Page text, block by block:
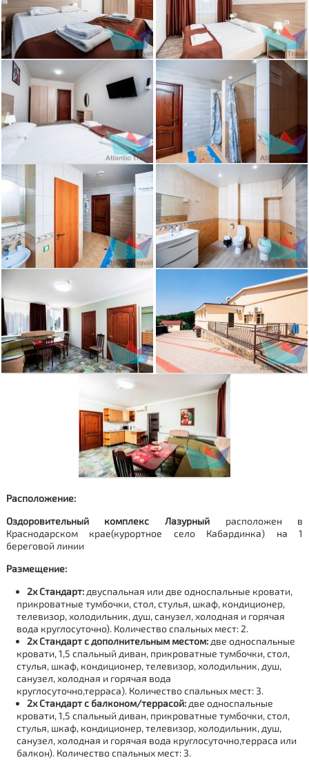
Расположение:
Оздоровительный комплекс Лазурный расположен в
Краснодарском крае(курортное село Кабардинка) на 1
береговой линии
Размещение:
2х Стандарт:двуспальная или две односпальные кровати,
прикроватные тумбочки, стол, стулья, шкаф, кондиционер,
телевизор, холодильник, душ, санузел, холодная и горячая
вода круглосуточно). Количество спальных мест: 2.
2х Стандарт с дополнительным местом:две односпальные
кровати, 1,5 спальный диван, прикроватные тумбочки, стол,
стулья, шкаф, кондиционер, телевизор, холодильник, душ,
санузел, холодная и горячая вода
круглосуточно,терраса). Количество спальных мест: 3.
2х Стандарт с балконом/террасой:две односпальные
кровати, 1,5 спальный диван, прикроватные тумбочки, стол,
стулья, шкаф, кондиционер, телевизор, холодильник, душ,
санузел, холодная и горячая вода круглосуточно,терраса или
балкон). Количество спальных мест: 3.